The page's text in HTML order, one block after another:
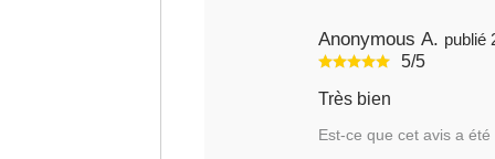
Anonymous A.
5/5
Très bien
Est-ce que cet avis a